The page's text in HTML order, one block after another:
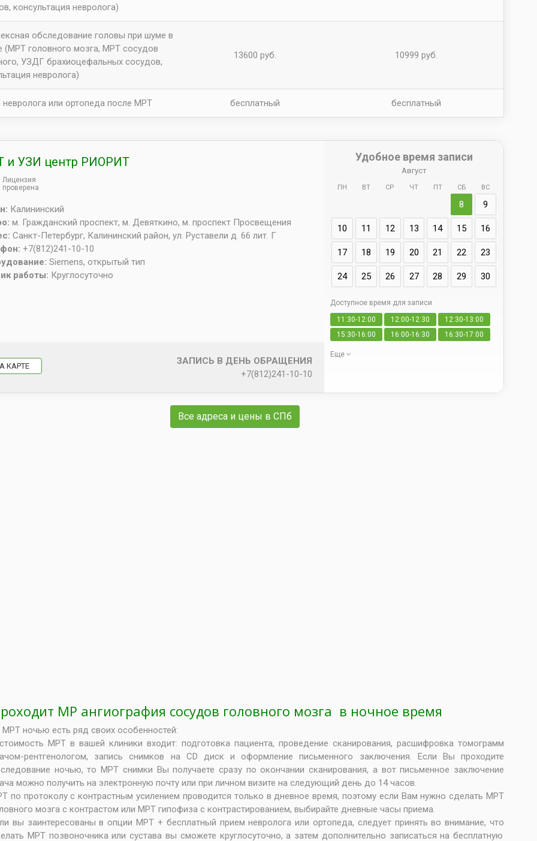
консультация невролога)
обследование головы при шуме в
(МРТ головного мозга, МРТ сосудов
УЗДГ брахиоцефальных сосудов,
невролога)
13600 руб. 10999 руб.
или ортопеда после МРТ бесплатный бесплатный
и УЗИ центр РИОРИТ
Лицензия
проверена
Калининский
м. Гражданский проспект, м. Девяткино, м. проспект Просвещения
Санкт-Петербург, Калининский район, ул. Руставели д. 66 лит. Г
+7(812)241-10-10
Siemens, открытый тип
работы: Круглосуточно
КАРТЕ
ЗАПИСЬ В ДЕНЬ ОБРАЩЕНИЯ
+7(812)241-10-10
Удобное время записи
Август
ПН ВТ СР ЧТ ПТ СБ ВС
8 9
10 11 12 13 14 15 16
17 18 19 20 21 22 23
24 25 26 27 28 29 30
Доступное время для записи
11:30-12:00
12:00-12:30
12:30-13:00
15:30-16:00
16:00-16:30 16:30-17:00
Еще
Все адреса и цены в СПб
МР ангиография сосудов головного мозга в ночное время
МРТ ночью есть ряд своих особенностей:
стоимость МРТ в вашей клиники входит: подготовка пациента, проведение сканирования, расшифровка томограмм
рентгенологом, запись снимков на CD диск и оформление письменного заключения. Если Вы проходите
ночью, то МРТ снимки Вы получаете сразу по окончании сканирования, а вот письменное заключение
можно получить на электронную почту или при личном визите на следующий день до 14 часов.
по протоколу с контрастным усилением проводится только в дневное время, поэтому если Вам нужносделать МРТ
мозга с контрастом или МРТ гипофиза с контрастированием, выбирайте дневные часы приема.
вы заинтересованы в опции МРТ + бесплатный прием невролога или ортопеда, следует принять во внимание, что
МРТ позвоночникаили сустава вы сможете круглосуточно, а затем дополнительно записаться на бесплатную